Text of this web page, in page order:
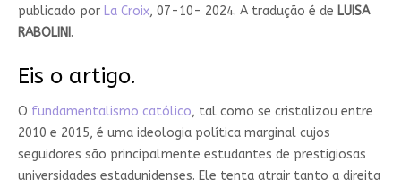
publicado por La Croix, 07-10- 2024. A tradução é de LUISA
RABOLINI .
Eis o artigo.
O fundamentalismo católico, tal como se cristalizou entre
2010 e 2015, é uma ideologia política marginal cujos
seguidores são principalmente estudantes de prestigiosas
universidades estadunidenses. Ele tenta atrair tanto a direita